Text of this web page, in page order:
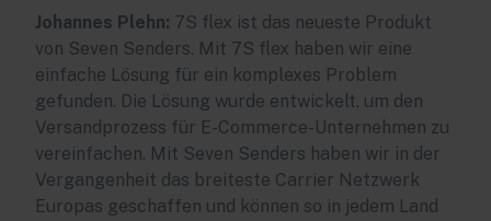
Johannes Plehn: 7S flex ist das neueste Produkt
von Seven Senders. Mit 7S flex haben wir eine
einfache Lösung für ein komplexes Problem
gefunden. Die Lösung wurde entwickelt, um den
Versandprozess für E-Commerce-Unternehmen zu
vereinfachen. Mit Seven Senders haben wir in der
Vergangenheit das breiteste Carrier Netzwerk
Europas geschaffen und können so in jedem Land